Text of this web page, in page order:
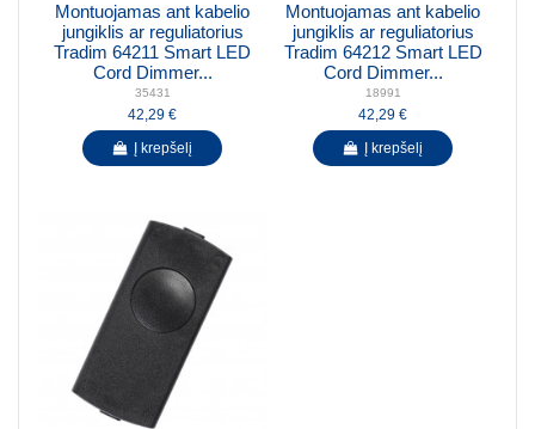
Montuojamas ant kabelio
jungiklis ar reguliatorius
Tradim 64211 Smart LED
Cord Dimmer...
35431
42,29 €
Į krepšelį
Montuojamas ant kabelio
jungiklis ar reguliatorius
Tradim 64212 Smart LED
Cord Dimmer...
18991
42,29 €
Į krepšelį